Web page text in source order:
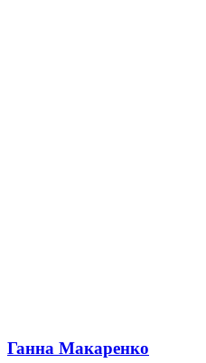
Ганна Макаренко